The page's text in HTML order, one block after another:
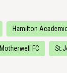
Hamilton
Motherwell FC